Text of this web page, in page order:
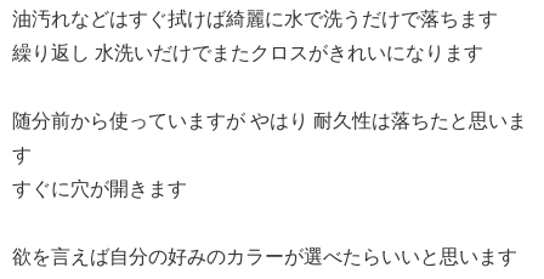
油汚れなどはすぐ拭けば綺麗に水で洗うだけで落ちます
繰り返し 水洗いだけでまたクロスがきれいになります
随分前から使っていますが やはり 耐久性は落ちたと思いま
す
すぐに穴が開きます
欲を言えば自分の好みのカラーが選べたらいいと思います